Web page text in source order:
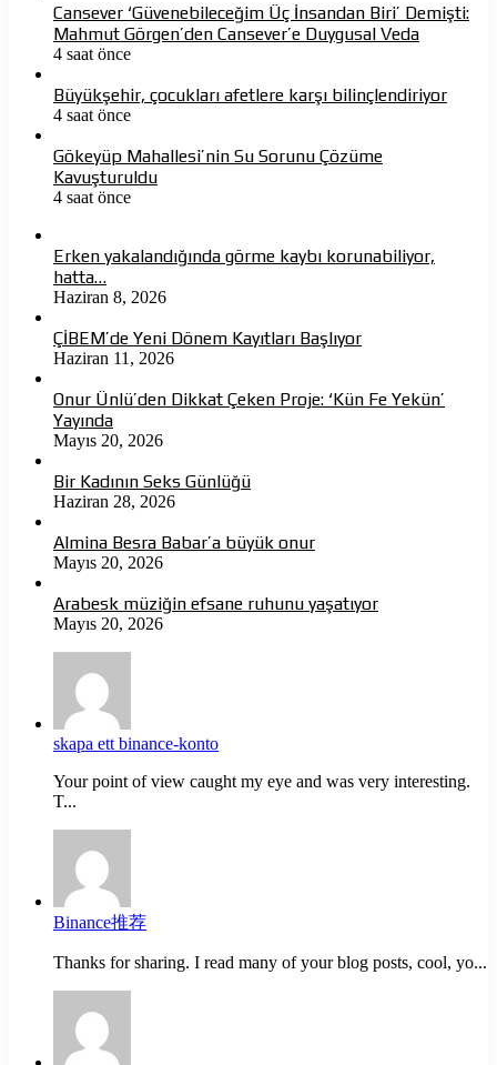
Cansever ‘Güvenebileceğim Üç İnsandan Biri’ Demişti:
Mahmut Görgen’den Cansever’e Duygusal Veda
4 saat önce
Büyükşehir, çocukları afetlere karşı bilinçlendiriyor
4 saat önce
Gökeyüp Mahallesi’nin Su Sorunu Çözüme
Kavuşturuldu
4 saat önce
Erken yakalandığında görme kaybı korunabiliyor,
hatta…
Haziran 8, 2026
ÇİBEM’de Yeni Dönem Kayıtları Başlıyor
Haziran 11, 2026
Onur Ünlü’den Dikkat Çeken Proje: ‘Kün Fe Yekün’
Yayında
Mayıs 20, 2026
Bir Kadının Seks Günlüğü
Haziran 28, 2026
Almina Besra Babar’a büyük onur
Mayıs 20, 2026
Arabesk müziğin efsane ruhunu yaşatıyor
Mayıs 20, 2026
skapa ett binance-konto
Your point of view caught my eye and was very interesting.
T...
Binance推荐
Thanks for sharing. I read many of your blog posts, cool, yo...